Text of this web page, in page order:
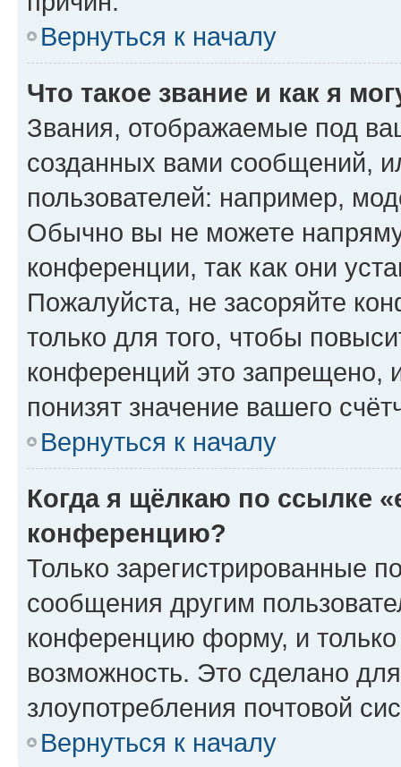
Вернуться к началу
Что такое звание и как я
Звания, отображаемые под
созданных вами сообщений,
пользователей: например,
Обычно вы не можете
конференции, так как они
Пожалуйста, не засоряйте
только для того, чтобы
конференций это запрещено,
понизят значение вашего
Вернуться к началу
Когда я щёлкаю по ссылке
конференцию?
Только зарегистрированные
сообщения другим
конференцию форму, и
возможность. Это сделано
злоупотребления почтовой
Вернуться к началу